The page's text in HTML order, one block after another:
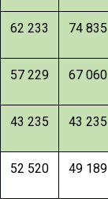
62 233 74 835
57 229 67 060
43 235 43 235
52 520 49 189